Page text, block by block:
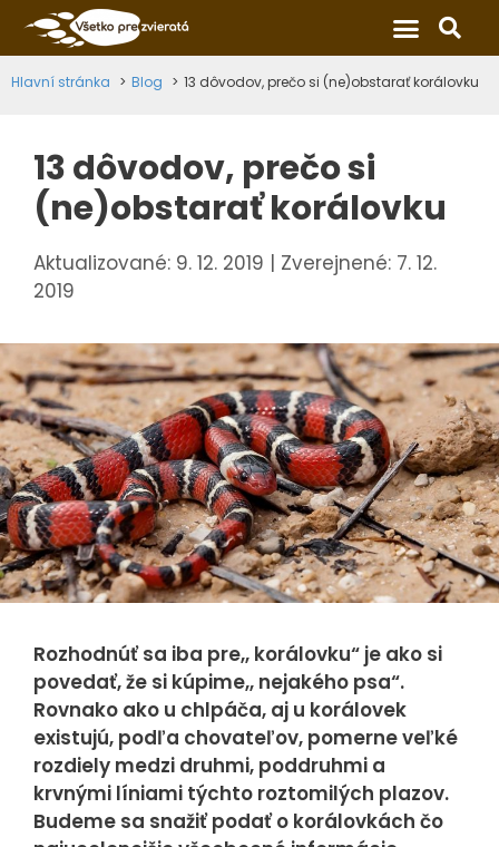
Hlavní stránka Blog 13 dôvodov, prečo si (ne)obstarať korálovku
13 dôvodov, prečo si
(ne)obstarať korálovku
9. 12. 2019
7. 12.
2019
Rozhodnúť sa iba pre,, korálovku“ je ako si
povedať, že si kúpime,, nejakého psa“.
Rovnako ako u chlpáča, aj u korálovek
existujú, podľa chovateľov, pomerne veľké
rozdiely medzi druhmi, poddruhmi a
krvnými líniami týchto roztomilých plazov.
Budeme sa snažiť podať o korálovkách čo
cookies
Nevyhnutné
cookies sú
nutné pre
správnu
funkčnosť
webovej